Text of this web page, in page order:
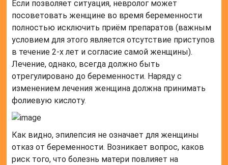
Если позволяет ситуация, невролог может
посоветовать женщине во время беременности
полностью исключить приём препаратов (важным
условием для этого является отсутствие приступов
в течение 2-х лет и согласие самой женщины).
Лечение, однако, всегда должно быть
отрегулировано до беременности. Наряду с
изменением лечения женщина должна принимать
фолиевую кислоту.
Как видно, эпилепсия не означает для женщины
отказ от беременности. Возникает вопрос, каков
риск того, что болезнь матери повлияет на